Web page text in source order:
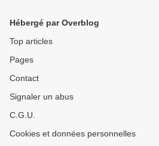
Hébergé par Overblog
Top articles
Pages
Contact
Signaler un abus
C.G.U.
Cookies et données personnelles